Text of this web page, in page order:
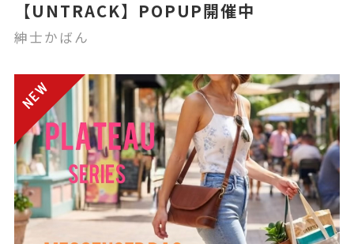
【UNTRACK】POPUP開催中
紳士かばん